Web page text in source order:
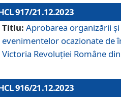
917/21.12.2023
Titlu: Aprobarea organizării
evenimentelor ocazionate de
Victoria Revoluţiei Române
916/21.12.2023